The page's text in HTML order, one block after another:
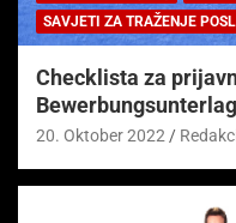
SAVJETI ZA TRAŽENJE
Checklista za
20. Oktober 2022